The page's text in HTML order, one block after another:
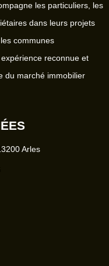
les particuliers, les
dans leurs projets
communes
reconnue et
du marché immobilier
Arles